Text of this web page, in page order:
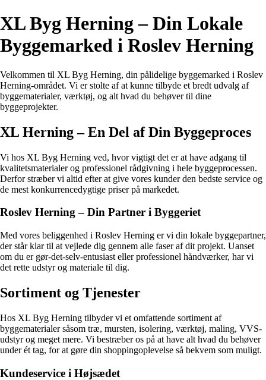
XL Byg Herning – Din Lokale
Byggemarked i Roslev Herning
Velkommen til XL Byg Herning, din pålidelige byggemarked i Roslev
Herning-området. Vi er stolte af at kunne tilbyde et bredt udvalg af
byggematerialer, værktøj, og alt hvad du behøver til dine
byggeprojekter.
XL Herning – En Del af Din Byggeproces
Vi hos XL Byg Herning ved, hvor vigtigt det er at have adgang til
kvalitetsmaterialer og professionel rådgivning i hele byggeprocessen.
Derfor stræber vi altid efter at give vores kunder den bedste service og
de mest konkurrencedygtige priser på markedet.
Roslev Herning – Din Partner i Byggeriet
Med vores beliggenhed i Roslev Herning er vi din lokale byggepartner,
der står klar til at vejlede dig gennem alle faser af dit projekt. Uanset
om du er gør-det-selv-entusiast eller professionel håndværker, har vi
det rette udstyr og materiale til dig.
Sortiment og Tjenester
Hos XL Byg Herning tilbyder vi et omfattende sortiment af
byggematerialer såsom træ, mursten, isolering, værktøj, maling, VVS-
udstyr og meget mere. Vi bestræber os på at have alt hvad du behøver
under ét tag, for at gøre din shoppingoplevelse så bekvem som muligt.
Kundeservice i Højsædet